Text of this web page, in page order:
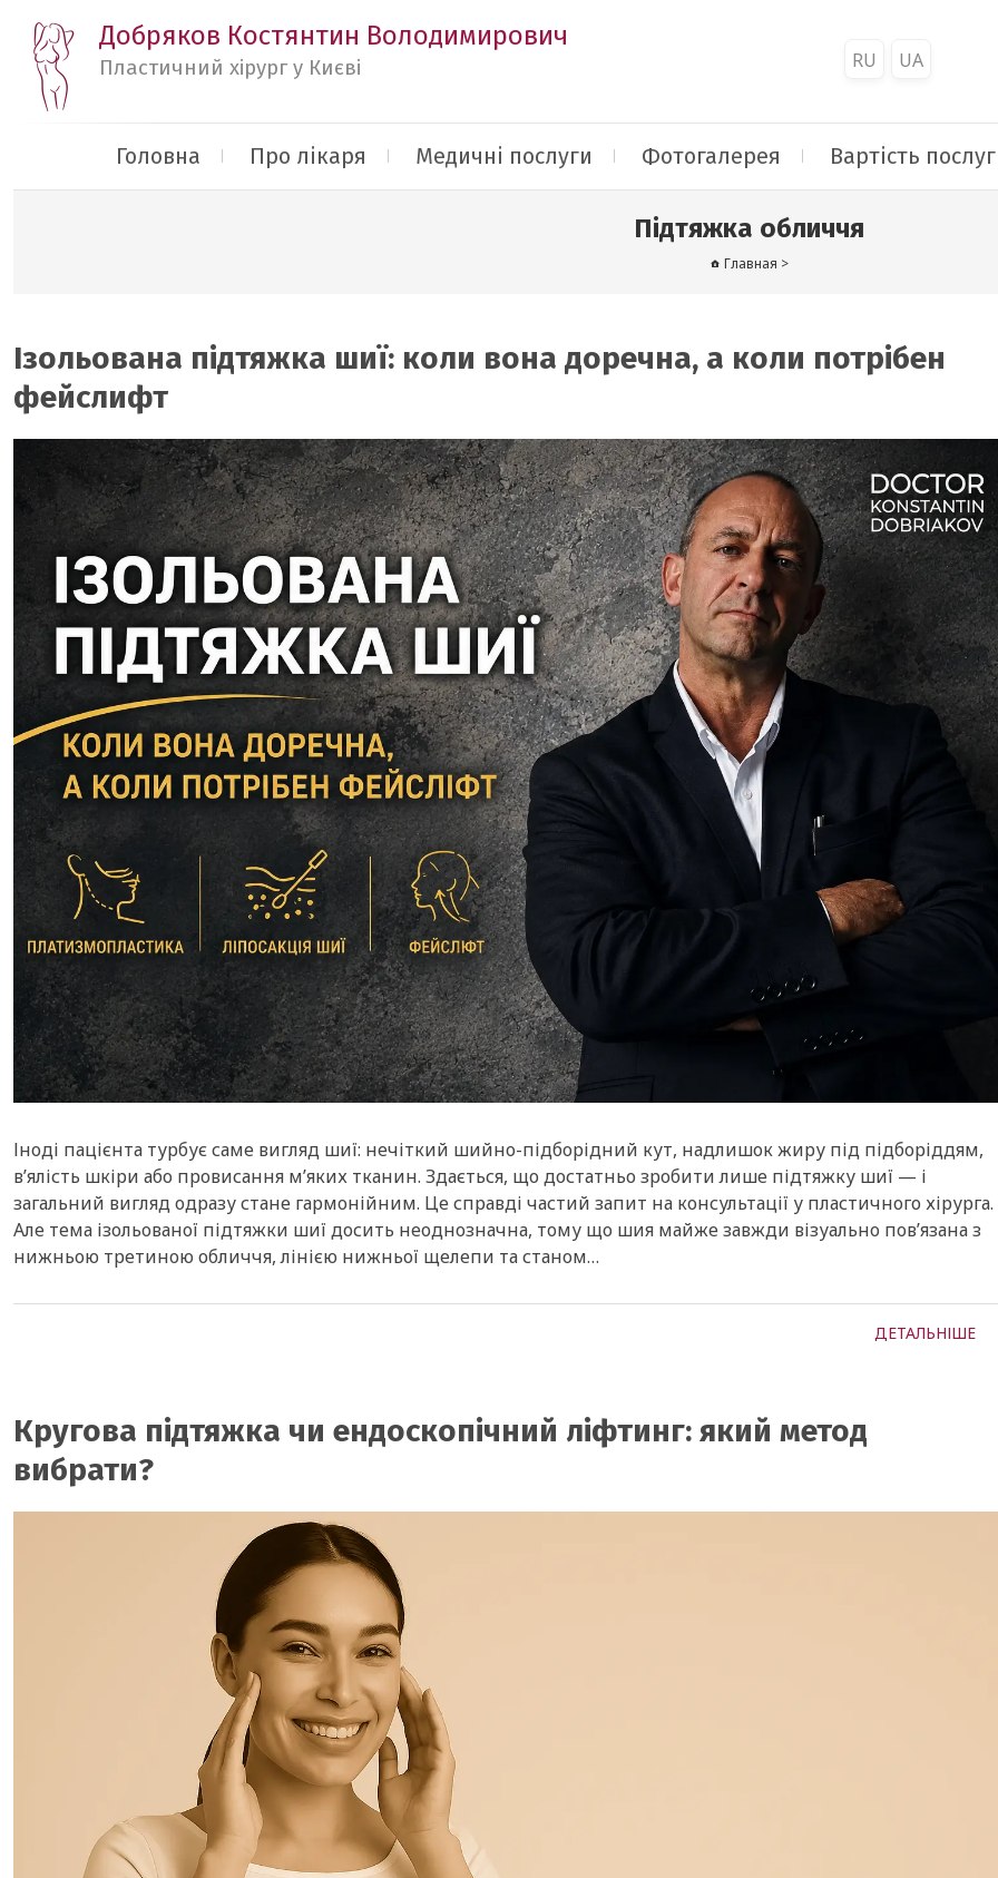
Добряков Костянтин Володимирович
Пластичний хірург у Києві RU UA
Головна Про лікаря Медичні послуги Фотогалерея Вартість послуг
Підтяжка обличчя
Главная >
Ізольована підтяжка шиї: коли вона доречна, а коли потрібен
фейслифт
Іноді пацієнта турбує саме вигляд шиї: нечіткий шийно-підборідний кут, надлишок жиру під підборіддям,
в’ялість шкіри або провисання м’яких тканин. Здається, що достатньо зробити лише підтяжку шиї — і
загальний вигляд одразу стане гармонійним. Це справді частий запит на консультації у пластичного хірурга.
Але тема ізольованої підтяжки шиї досить неоднозначна, тому що шия майже завжди візуально пов’язана з
нижньою третиною обличчя, лінією нижньої щелепи та станом…
ДЕТАЛЬНІШЕ
Кругова підтяжка чи ендоскопічний ліфтинг: який метод
вибрати?